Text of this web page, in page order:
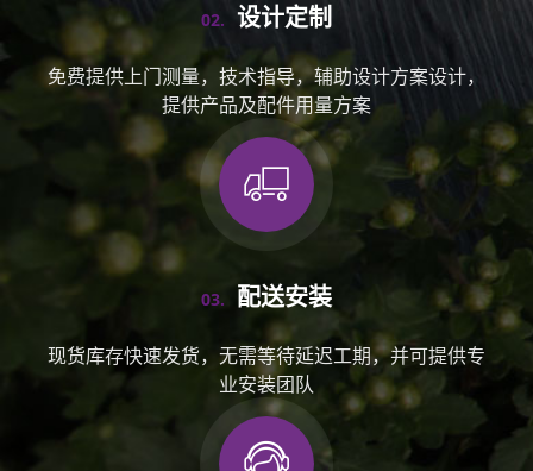
02. 设计定制
免费提供上门测量，技术指导，辅助设计方案设计，
提供产品及配件用量方案
03. 配送安装
现货库存快速发货，无需等待延迟工期，并可提供专
业安装团队